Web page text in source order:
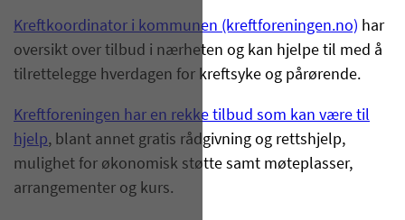
Kreftkoordinator i kommunen (kreftforeningen.no) har
oversikt over tilbud i nærheten og kan hjelpe til med å
tilrettelegge hverdagen for kreftsyke og pårørende.
Kreftforeningen har en rekke tilbud som kan være til
hjelp, blant annet gratis rådgivning og rettshjelp,
mulighet for økonomisk støtte samt møteplasser,
arrangementer og kurs.